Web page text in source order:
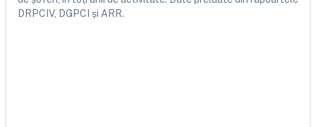
DRPCIV, DGPCI și ARR.